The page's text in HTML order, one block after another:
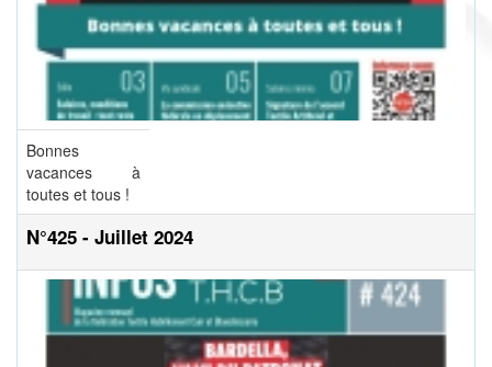
Bonnes
vacances à
toutes et tous !
N°425 - Juillet 2024